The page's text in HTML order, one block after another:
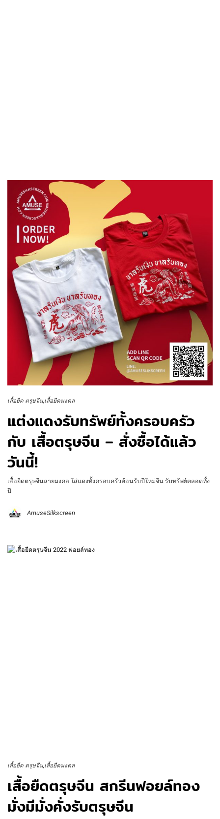
เสื้อยืด ตรุษจีน เสื้อยืดมงคล
แต่งแดงรับทรัพย์ทั้งครอบครัว
กับ เสื้อตรุษจีน – สั่งซื้อได้แล้ว
วันนี้!
เสื้อยืดตรุษจีนลายมงคล ใส่แดงทั้งครอบครัวต้อนรับปีใหม่จีน รับทรัพย์ตลอดทั้ง
ปี
AmuseSilkscreen
เสื้อยืด ตรุษจีน เสื้อยืดมงคล
เสื้อยืดตรุษจีน สกรีนฟอยล์ทอง
มั่งมีมั่งคั่งรับตรุษจีน